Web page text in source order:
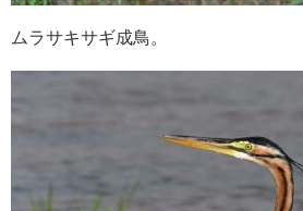
ムラサキサギ成鳥。